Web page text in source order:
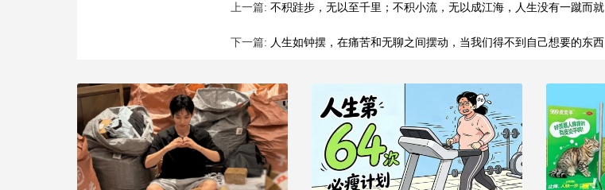
上一篇: 不积跬步，无以至千里；不积小流，无以成江海，人生没有一蹴而就
下一篇: 人生如钟摆，在痛苦和无聊之间摆动，当我们得不到自己想要的东西